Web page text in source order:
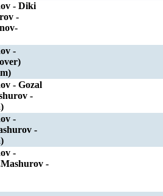
- Diki
-
-
- Gozal
-
-
-
-
-